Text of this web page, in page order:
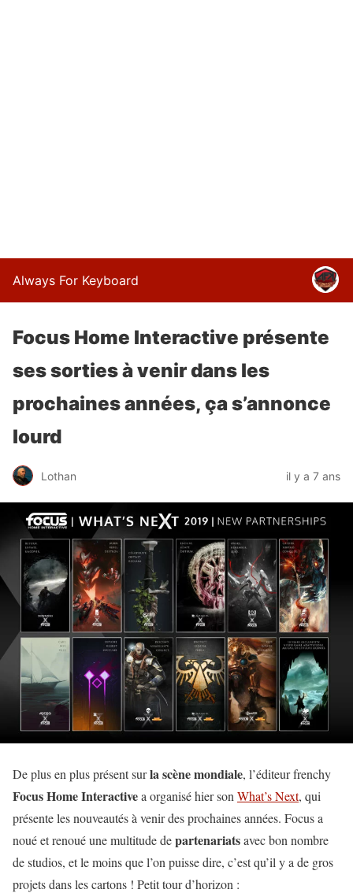
Always For Keyboard
Focus Home Interactive présente
ses sorties à venir dans les
prochaines années, ça s’annonce
lourd
Lothan il y a 7 ans
De plus en plus présent surla scène mondiale, l’éditeur frenchy
Focus Home Interactivea organisé hier son What’s Next, qui
présente les nouveautés à venir des prochaines années. Focus a
noué et renoué une multitude departenariatsavec bon nombre
de studios, et le moins que l’on puisse dire, c’est qu’il y a de gros
projets dans les cartons ! Petit tour d’horizon :